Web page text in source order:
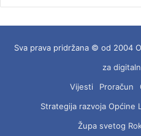
Sva prava pridržana © od 2004
za
Vijesti
Proračun
Strategija razvoja Općine
Župa svetog